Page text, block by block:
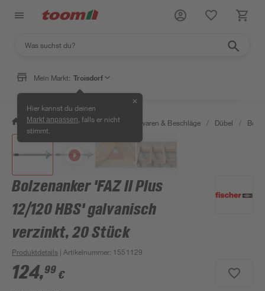
Mein Markt: Troisdorf
Hier kannst du deinen
Markt anpassen , falls er nicht
stimmt.
✕
/ Werkstatt & Maschinen / Eisenwaren & Beschläge / Dübel /
Bolzenanker 'FAZ II Plus
12/120 HBS' galvanisch
verzinkt, 20 Stück
Produktdetails | Artikelnummer: 1551129
124,99 €